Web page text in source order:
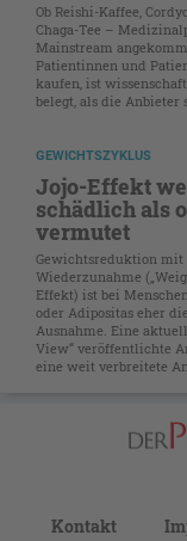
Ob Reishi-Kaffee,
Chaga-Tee –
Mainstream
Patientinnen und
kaufen, ist
belegt, als die Anbieter
GEWICHTSZYKLUS
Jojo-Effekt
schädlich als
vermutet
Gewichtsreduktion mit
Wiederzunahme
Effekt) ist bei
oder Adipositas eher
Ausnahme. Eine
View“ veröffentlichte
eine weit verbreitete
Kontakt